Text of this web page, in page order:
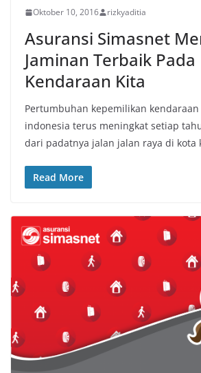
Oktober 10, 2016 rizkyaditia
Asuransi Simasnet
Jaminan Terbaik Pada
Kendaraan Kita
Pertumbuhan kepemilikan
indonesia terus meningkat setiap
dari padatnya jalan jalan raya di kota
Read More